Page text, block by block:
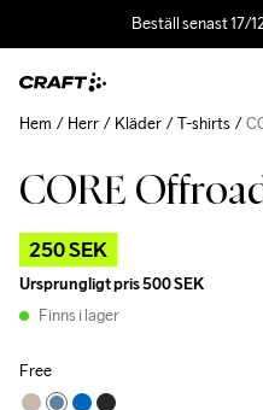
Beställ senast 17/
CORE
250 SEK
Ursprungligt pris500 SEK
Finns i lager
Free
Hem Herr Kläder T-shirts
Outlet